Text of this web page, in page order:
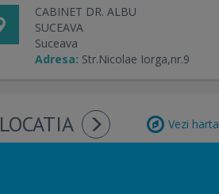
CABINET DR. ALBU
SUCEAVA
Suceava
Adresa: Str.Nicolae Iorga,nr.9
LOCATIA Vezi harta